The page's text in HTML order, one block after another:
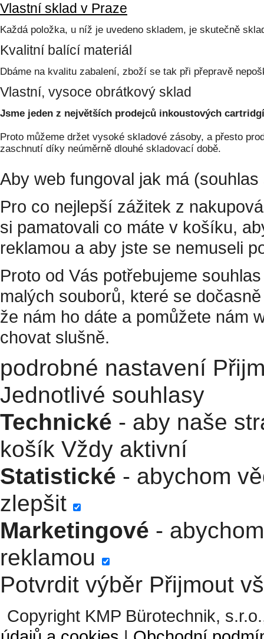
Vlastní sklad v Praze
Každá položka, u níž je uvedeno skladem, je skutečně
Kvalitní balící materiál
Dbáme na kvalitu zabalení, zboží se tak při přepravě
Vlastní, vysoce obrátkový sklad
Jsme jeden z největších prodejců inkoustových
Proto můžeme držet vysoké skladové zásoby, a přesto
zaschnutí díky neúměrně dlouhé skladovací době.
Aby web fungoval jak má
Pro co nejlepší zážitek z
si pamatovali co máte v košíku,
reklamou a aby jste se nemuseli
Proto od Vás potřebujeme
malých souborů, které se
že nám ho dáte a pomůžete nám
chovat slušně.
podrobné nastavení
Jednotlivé souhlasy
Technické - aby naše
košík Vždy aktivní
Statistické - abychom
zlepšit
Marketingové -
reklamou
Potvrdit výběr Přijmout
Copyright KMP Bürotechnik,